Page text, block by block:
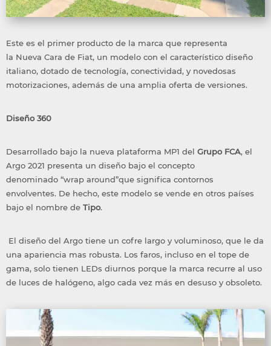
Este es el primer producto de la marca que representa
la Nueva Cara de Fiat, un modelo con el característico diseño
italiano, dotado de tecnología, conectividad, y novedosas
motorizaciones, además de una amplia oferta de versiones.
Diseño 360
Desarrollado bajo la nueva plataforma MP1 del Grupo FCA, el
Argo 2021 presenta un diseño bajo el concepto
denominado “wrap around”que significa contornos
envolventes. De hecho, este modelo se vende en otros países
bajo el nombre de Tipo.
El diseño del Argo tiene un cofre largo y voluminoso, que le da
una apariencia mas robusta. Los faros, incluso en el tope de
gama, solo tienen LEDs diurnos porque la marca recurre al uso
de luces de halógeno, algo cada vez más en desuso y obsoleto.